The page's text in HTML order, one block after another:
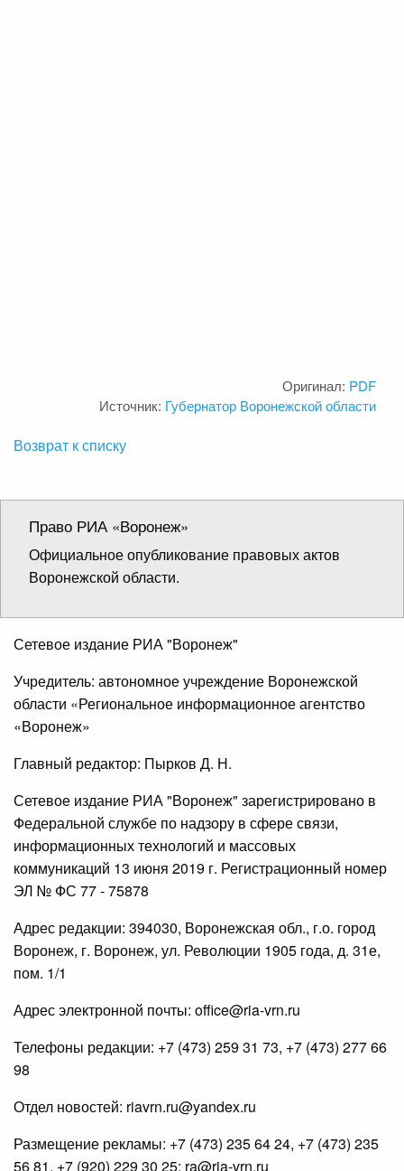
Оригинал: PDF
Источник: Губернатор Воронежской области
Возврат к списку
Право РИА «Воронеж»
Официальное опубликование правовых актов
Воронежской области.
Сетевое издание РИА "Воронеж"
Учредитель: автономное учреждение Воронежской
области «Региональное информационное агентство
«Воронеж»
Главный редактор: Пырков Д. Н.
Сетевое издание РИА "Воронеж" зарегистрировано в
Федеральной службе по надзору в сфере связи,
информационных технологий и массовых
коммуникаций 13 июня 2019 г. Регистрационный номер
ЭЛ № ФС 77 - 75878
Адрес редакции: 394030, Воронежская обл., г.о. город
Воронеж, г. Воронеж, ул. Революции 1905 года, д. 31е,
пом. 1/1
Адрес электронной почты: office@ria-vrn.ru
Телефоны редакции: +7 (473) 259 31 73, +7 (473) 277 66
98
Отдел новостей: riavrn.ru@yandex.ru
Размещение рекламы: +7 (473) 235 64 24, +7 (473) 235
56 81, +7 (920) 229 30 25; ra@ria-vrn.ru